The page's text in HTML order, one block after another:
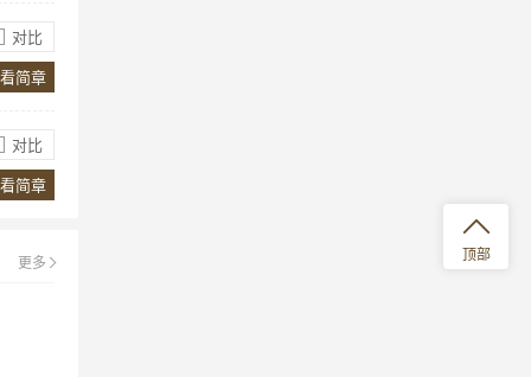
对比
简章
对比
简章
更多 顶部